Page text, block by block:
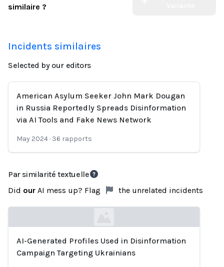
similaire ?
Incidents similaires
Selected by our editors
American Asylum Seeker John Mark Dougan
in Russia Reportedly Spreads Disinformation
via AI Tools and Fake News Network
May 2024 · 36 rapports
Par similarité textuelle
Did our AI mess up? Flag the unrelated incidents
Loading...
AI-Generated Profiles Used in Disinformation
Campaign Targeting Ukrainians